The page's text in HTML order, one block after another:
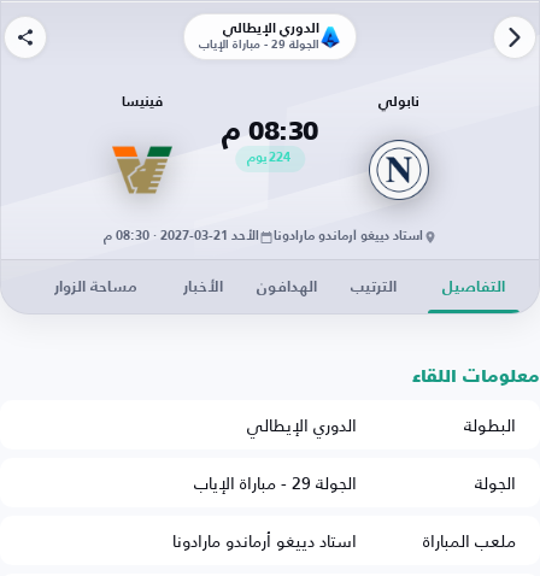
الدوري الإيطالي
الجولة 29 - مباراة الإياب
نابولي
08:30 م
224يوم
فينيسا
استاد دييغو أرماندو مارادونا الأحد 21-03-2027 · 08:30 م
التفاصيل الترتيب الهدافون الأخبار مساحة الزوار
معلومات اللقاء
البطولة
الدوري الإيطالي
الجولة
الجولة 29 - مباراة الإياب
ملعب المباراة
استاد دييغو أرماندو مارادونا